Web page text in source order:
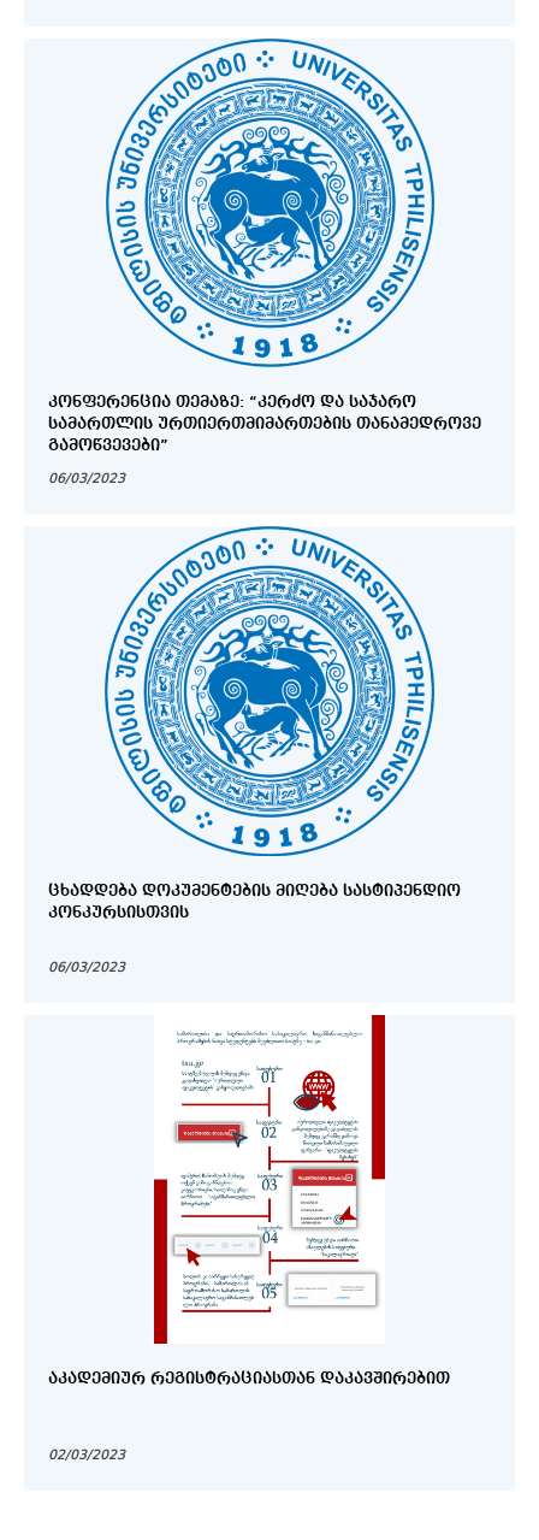
ᲙᲝᲜᲤᲔᲠᲔᲜᲪᲘᲐ ᲗᲔᲛᲐᲖᲔ: “ᲙᲔᲠᲫᲝ ᲓᲐ ᲡᲐᲯᲐᲠᲝ
ᲡᲐᲛᲐᲠᲗᲚᲘᲡ ᲣᲠᲗᲘᲔᲠᲗᲛᲘᲛᲐᲠᲗᲔᲑᲘᲡ ᲗᲐᲜᲐᲛᲔᲓᲠᲝᲕᲔ
ᲒᲐᲛᲝᲬᲕᲔᲕᲔᲑᲘ”
06/03/2023
ᲪᲮᲐᲓᲓᲔᲑᲐ ᲓᲝᲙᲣᲛᲔᲜᲢᲔᲑᲘᲡ ᲛᲘᲦᲔᲑᲐ ᲡᲐᲡᲢᲘᲞᲔᲜᲓᲘᲝ
ᲙᲝᲜᲙᲣᲠᲡᲘᲡᲗᲕᲘᲡ
06/03/2023
ᲐᲙᲐᲓᲔᲛᲘᲣᲠ ᲠᲔᲒᲘᲡᲢᲠᲐᲪᲘᲐᲡᲗᲐᲜ ᲓᲐᲙᲐᲕᲨᲘᲠᲔᲑᲘᲗ
02/03/2023